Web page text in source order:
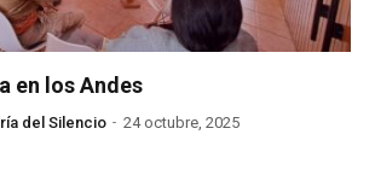
en los Andes
del Silencio 24 octubre, 2025